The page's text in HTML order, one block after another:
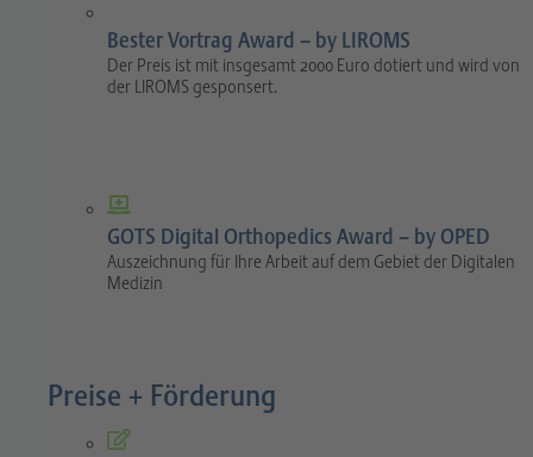
Bester Vortrag Award – by LIROMS
Der Preis ist mit insgesamt 2000 Euro dotiert und wird von
der LIROMS gesponsert.
GOTS Digital Orthopedics Award – by OPED
Auszeichnung für Ihre Arbeit auf dem Gebiet der Digitalen
Medizin
Preise + Förderung